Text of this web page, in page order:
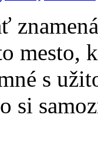
mesto,
s
si